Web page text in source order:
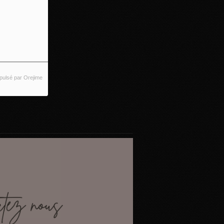
par Orejime